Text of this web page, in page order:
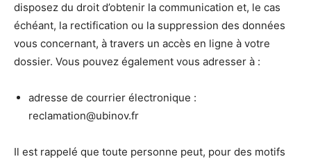
disposez du droit d’obtenir la communication et, le cas
échéant, la rectification ou la suppression des données
vous concernant, à travers un accès en ligne à votre
dossier. Vous pouvez également vous adresser à :
adresse de courrier électronique :
reclamation@ubinov.fr
Il est rappelé que toute personne peut, pour des motifs